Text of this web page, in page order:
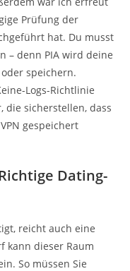
Prüfung der
hat. Du musst
– denn PIA wird deine
speichern.
Logs-Richtlinie
die sicherstellen, dass
gespeichert
Dating-
reicht auch eine
kann dieser Raum
So müssen Sie